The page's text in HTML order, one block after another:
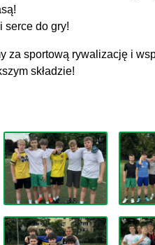
serce do gry!
za sportową rywalizację i
składzie!